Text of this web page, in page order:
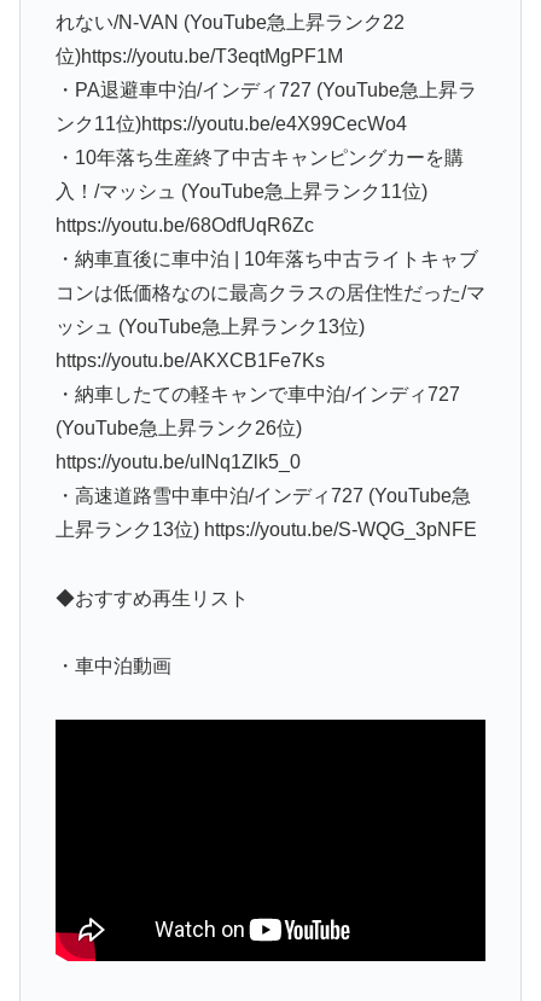
れない/N-VAN (YouTube急上昇ランク22
位)https://youtu.be/T3eqtMgPF1M
・PA退避車中泊/インディ727 (YouTube急上昇ラ
ンク11位)https://youtu.be/e4X99CecWo4
・10年落ち生産終了中古キャンピングカーを購
入！/マッシュ (YouTube急上昇ランク11位)
https://youtu.be/68OdfUqR6Zc
・納車直後に車中泊 | 10年落ち中古ライトキャブ
コンは低価格なのに最高クラスの居住性だった/マ
ッシュ (YouTube急上昇ランク13位)
https://youtu.be/AKXCB1Fe7Ks
・納車したての軽キャンで車中泊/インディ727
(YouTube急上昇ランク26位)
https://youtu.be/uINq1Zlk5_0
・高速道路雪中車中泊/インディ727 (YouTube急
上昇ランク13位) https://youtu.be/S-WQG_3pNFE
◆おすすめ再生リスト
・車中泊動画